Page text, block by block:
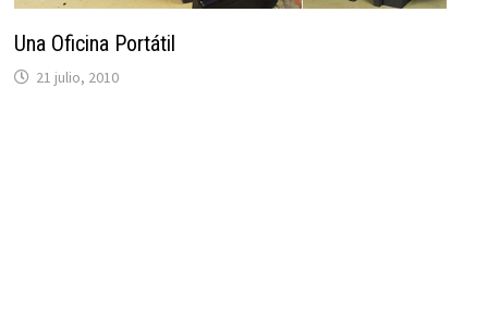
Una Oficina Portátil
21 julio, 2010